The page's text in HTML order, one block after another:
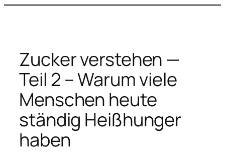
Zucker verstehen —
Teil 2 – Warum viele
Menschen heute
ständig Heißhunger
haben